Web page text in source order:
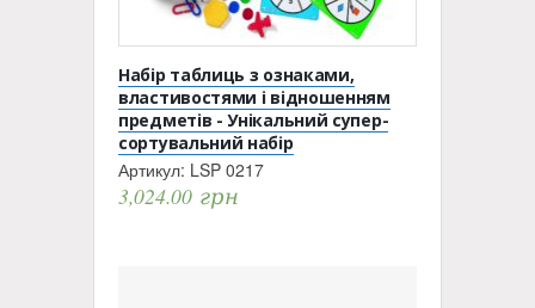
Набір таблиць з ознаками,
властивостями і відношенням
предметів - Унікальний супер-
сортувальний набір
Артикул: LSP 0217
3,024.00 грн